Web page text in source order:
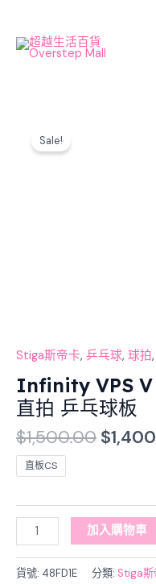
content
Sale!
Stiga斯帝卡, 乒乓球, 球拍,
Infinity VPS V
直拍 乒乓球板
$1,500.00 $
直板CS
拍
乓
球
板
數
量
加入購物車
貨號: 48FD1E 分類: Stiga斯